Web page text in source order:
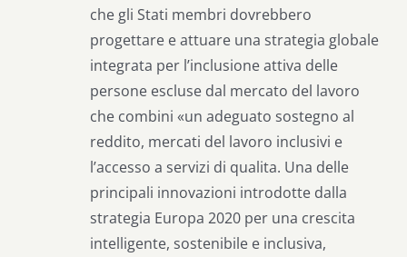
che gli Stati membri dovrebbero
progettare e attuare una strategia globale
integrata per l’inclusione attiva delle
persone escluse dal mercato del lavoro
che combini «un adeguato sostegno al
reddito, mercati del lavoro inclusivi e
l’accesso a servizi di qualita. Una delle
principali innovazioni introdotte dalla
strategia Europa 2020 per una crescita
intelligente, sostenibile e inclusiva,